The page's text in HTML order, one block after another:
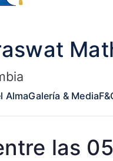
AlmaGalería & Media
las